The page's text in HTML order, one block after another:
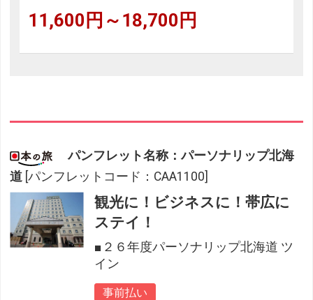
11,600円～18,700円
パンフレット名称：パーソナリップ北海
道 [パンフレットコード：CAA1100]
観光に！ビジネスに！帯広に
ステイ！
■２６年度パーソナリップ北海道 ツ
イン
事前払い